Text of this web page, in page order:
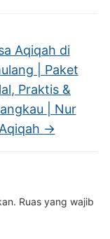
Aqiqah di
| Paket
Praktis &
| Nur
Aqiqah →
Ruas yang wajib